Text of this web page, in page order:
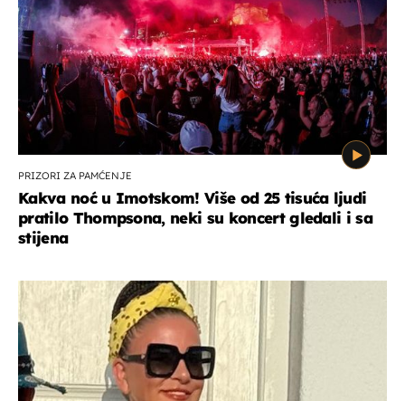
PRIZORI ZA PAMĆENJE
Kakva noć u Imotskom! Više od 25 tisuća ljudi
pratilo Thompsona, neki su koncert gledali i sa
stijena